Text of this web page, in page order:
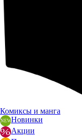
Комиксы и манга
Новинки
Акции